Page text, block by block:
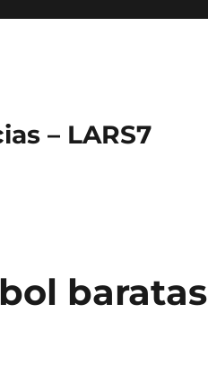
– LARS7
baratas